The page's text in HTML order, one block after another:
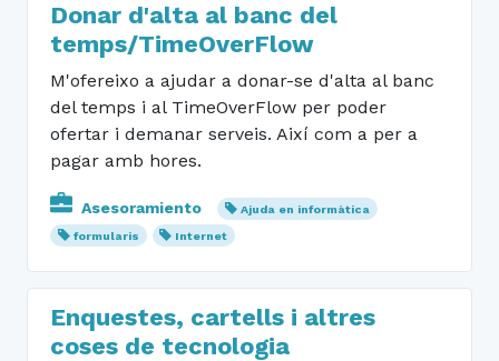
Donar d'alta al banc del
temps/TimeOverFlow
M'ofereixo a ajudar a donar-se d'alta al banc
del temps i al TimeOverFlow per poder
ofertar i demanar serveis. Així com a per a
pagar amb hores.
Asesoramiento
Ajuda en informàtica
formularis
Internet
Enquestes, cartells i altres
coses de tecnologia